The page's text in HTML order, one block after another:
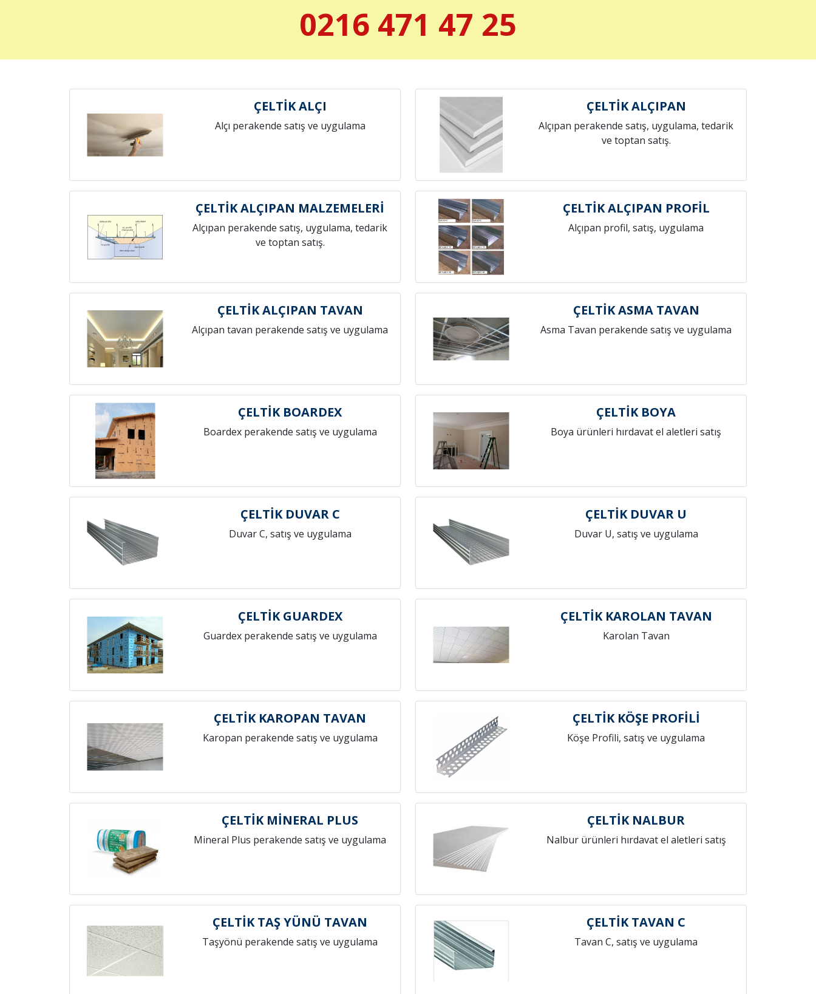
0216 471 47 25
ÇELTİK ALÇI
Alçı perakende satış ve uygulama
ÇELTİK ALÇIPAN
Alçıpan perakende satış, uygulama, tedarik
ve toptan satış.
ÇELTİK ALÇIPAN MALZEMELERİ
Alçıpan perakende satış, uygulama, tedarik
ve toptan satış.
ÇELTİK ALÇIPAN PROFİL
Alçıpan profil, satış, uygulama
ÇELTİK ALÇIPAN TAVAN
Alçıpan tavan perakende satış ve uygulama
ÇELTİK ASMA TAVAN
Asma Tavan perakende satış ve uygulama
ÇELTİK BOARDEX
Boardex perakende satış ve uygulama
ÇELTİK BOYA
Boya ürünleri hırdavat el aletleri satış
ÇELTİK DUVAR C
Duvar C, satış ve uygulama
ÇELTİK DUVAR U
Duvar U, satış ve uygulama
ÇELTİK GUARDEX
Guardex perakende satış ve uygulama
ÇELTİK KAROLAN TAVAN
Karolan Tavan
ÇELTİK KAROPAN TAVAN
Karopan perakende satış ve uygulama
ÇELTİK KÖŞE PROFİLİ
Köşe Profili, satış ve uygulama
ÇELTİK MİNERAL PLUS
Mineral Plus perakende satış ve uygulama
ÇELTİK NALBUR
Nalbur ürünleri hırdavat el aletleri satış
ÇELTİK TAŞ YÜNÜ TAVAN
Taşyönü perakende satış ve uygulama
ÇELTİK TAVAN C
Tavan C, satış ve uygulama